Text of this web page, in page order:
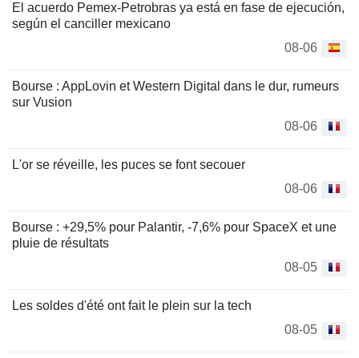
El acuerdo Pemex-Petrobras ya está en fase de ejecución,
según el canciller mexicano
08-06
Bourse : AppLovin et Western Digital dans le dur, rumeurs
sur Vusion
08-06
L'or se réveille, les puces se font secouer
08-06
Bourse : +29,5% pour Palantir, -7,6% pour SpaceX et une
pluie de résultats
08-05
Les soldes d'été ont fait le plein sur la tech
08-05